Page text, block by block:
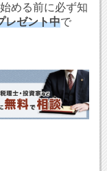
める前に必ず知
レゼント中で